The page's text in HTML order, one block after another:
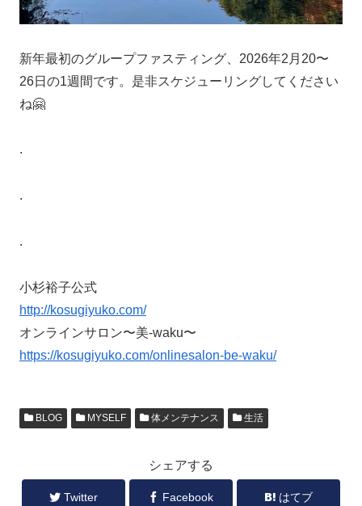
新年最初のグループファスティング、2026年2月20〜
26日の1週間です。是非スケジューリングしてください
ね🤗
.
.
.
小杉裕子公式
http://kosugiyuko.com/
オンラインサロン〜美-waku〜
https://kosugiyuko.com/onlinesalon-be-waku/
BLOG MYSELF 体メンテナンス 生活
シェアする
Twitter Facebook はてブ